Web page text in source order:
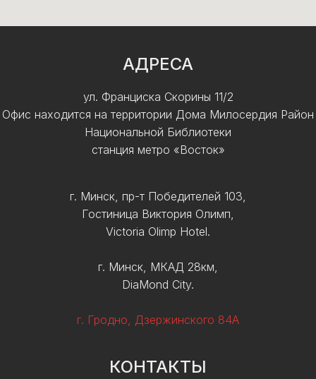
АДРЕСА
ул. Франциска Скорины 11/2
Офис находится на территории Дома Милосердия Район
Национальной Библиотеки
станция метро «Восток»
г. Минск, пр-т Победителей 103,
Гостиница Виктория Олимп,
Victoria Olimp Hotel.
г. Минск, МКАД 28км,
DiaMond City.
г. Гродно, Дзержинского 84А
КОНТАКТЫ